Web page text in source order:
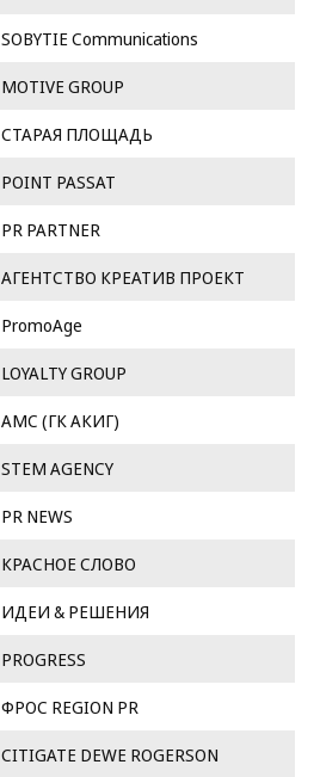
SOBYTIE Communications
MOTIVE GROUP
СТАРАЯ ПЛОЩАДЬ
POINT PASSAT
PR PARTNER
АГЕНТСТВО КРЕАТИВ ПРОЕКТ
PromoAge
LOYALTY GROUP
АМС (ГК АКИГ)
STEM AGENCY
PR NEWS
КРАСНОЕ СЛОВО
ИДЕИ & РЕШЕНИЯ
PROGRESS
ФРОС REGION PR
CITIGATE DEWE ROGERSON